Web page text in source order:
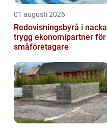
01 augusti 2026
Redovisningsbyrå i nacka
trygg ekonomipartner för
småföretagare